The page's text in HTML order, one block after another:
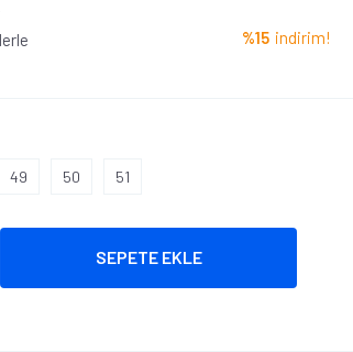
%15 indirim!
49 50 51
SEPETE EKLE